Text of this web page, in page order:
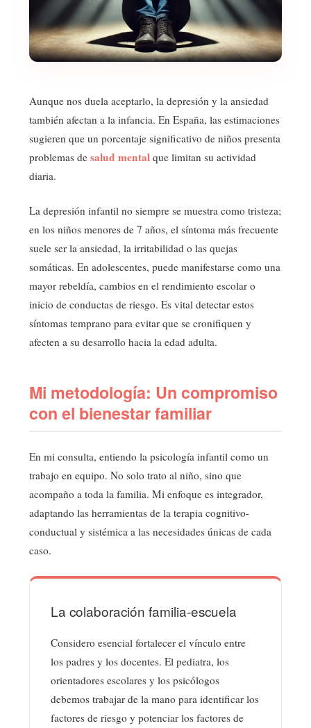
Aunque nos duela aceptarlo, la depresión y la ansiedad
también afectan a la infancia. En España, las estimaciones
sugieren que un porcentaje significativo de niños presenta
problemas desalud mental que limitan su actividad
diaria.
La depresión infantil no siempre se muestra como tristeza;
en los niños menores de 7 años, el síntoma más frecuente
suele ser la ansiedad, la irritabilidad o las quejas
somáticas. En adolescentes, puede manifestarse como una
mayor rebeldía, cambios en el rendimiento escolar o
inicio de conductas de riesgo. Es vital detectar estos
síntomas temprano para evitar que se cronifiquen y
afecten a su desarrollo hacia la edad adulta.
Mi metodología: Un compromiso
con el bienestar familiar
En mi consulta, entiendo la psicología infantil como un
trabajo en equipo. No solo trato al niño, sino que
acompaño a toda la familia. Mi enfoque es integrador,
adaptando las herramientas de la terapia cognitivo-
conductual y sistémica a las necesidades únicas de cada
caso.
La colaboración familia-escuela
Considero esencial fortalecer el vínculo entre
los padres y los docentes. El pediatra, los
orientadores escolares y los psicólogos
debemos trabajar de la mano para identificar los
factores de riesgo y potenciar los factores de